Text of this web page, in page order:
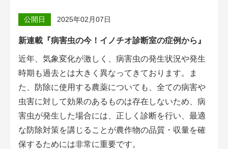
挑戦者たちの奮闘記
会員限定コンテンツ（無料）
会員登録無料 アグリウェブの使い方
AgriweBダイレクトメッセージ
イベント・プロジェクト掲示板
公開日 2025年02月07日
新連載『病害虫の今！イノチオ診断室の症例から』
近年、気象変化が激しく、病害虫の発生状況や発生
時期も過去とは大きく異なってきております。ま
た、防除に使用する農薬についても、全ての病害や
虫害に対して効果のあるものは存在しないため、病
害虫が発生した場合には、正しく診断を行い、最適
な防除対策を講じることが農作物の品質・収量を確
保するためには非常に重要です。